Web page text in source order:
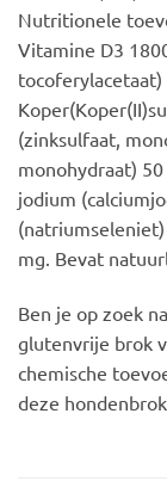
Nutritionele
Vitamine D3
tocoferylacetaat)
(zinksulfaat,
monohydraat) 50
jodium
mg. Bevat
Ben je op zoek
glutenvrije brok
chemische
deze